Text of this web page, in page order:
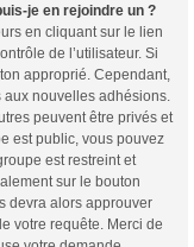
je en rejoindre un ?
en cliquant sur le lien
de l’utilisateur. Si
approprié. Cependant,
nouvelles adhésions.
peuvent être privés et
est public, vous pouvez
est restreint et
sur le bouton
devra alors approuver
votre requête. Merci de